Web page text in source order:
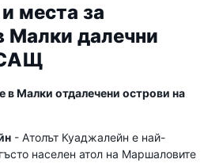
места за
Малки далечни
САЩ
в Малки отдалечени острови на
- Атолът Куаджалейн е най-
населен атол на Маршаловите